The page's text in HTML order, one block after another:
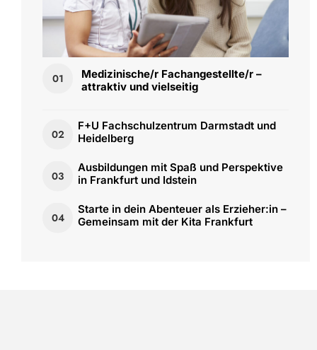
01
Medizinische/r Fachangestellte/r –
attraktiv und vielseitig
02
F+U Fachschulzentrum Darmstadt und
Heidelberg
03
Ausbildungen mit Spaß und Perspektive
in Frankfurt und Idstein
04
Starte in dein Abenteuer als Erzieher:in –
Gemeinsam mit der Kita Frankfurt